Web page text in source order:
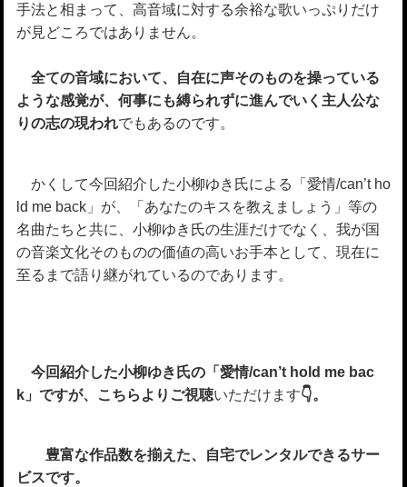
手法と相まって、高音域に対する余裕な歌いっぷりだけ
が見どころではありません。
全ての音域において、自在に声そのものを操っている
ような感覚が、何事にも縛られずに進んでいく主人公な
りの志の現われでもあるのです。
かくして今回紹介した小柳ゆき氏による「愛情/can’t ho
ld me back」が、「あなたのキスを教えましょう」等の
名曲たちと共に、小柳ゆき氏の生涯だけでなく、我が国
の音楽文化そのものの価値の高いお手本として、現在に
至るまで語り継がれているのであります。
今回紹介した小柳ゆき氏の「愛情/can’t hold me bac
k」ですが、こちらよりご視聴いただけます👇。
豊富な作品数を揃えた、自宅でレンタルできるサー
ビスです。